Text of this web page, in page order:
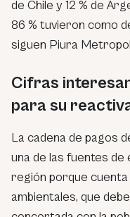
de Chile y 12 % de
86 % tuvieron como
siguen Piura
Cifras
para su
La cadena de pagos
una de las fuentes de
región porque
ambientales, que